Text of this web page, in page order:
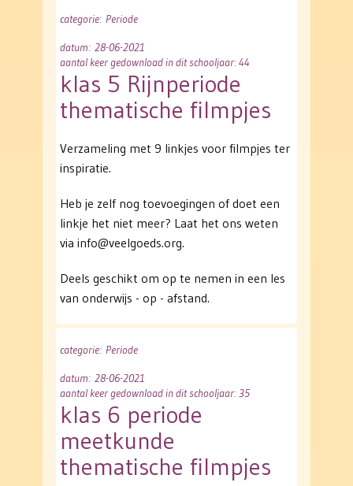
categorie: Periode
datum: 28-06-2021
aantal keer gedownload in dit schooljaar: 44
klas 5 Rijnperiode
thematische filmpjes
Verzameling met 9 linkjes voor filmpjes ter
inspiratie.
Heb je zelf nog toevoegingen of doet een
linkje het niet meer? Laat het ons weten
via info@veelgoeds.org.
Deels geschikt om op te nemen in een les
van onderwijs - op - afstand.
categorie: Periode
datum: 28-06-2021
aantal keer gedownload in dit schooljaar: 35
klas 6 periode
meetkunde
thematische filmpjes